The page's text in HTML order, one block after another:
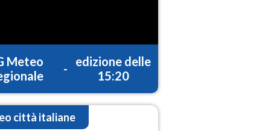
Meteo
-
edizione delle
15:20
città italiane